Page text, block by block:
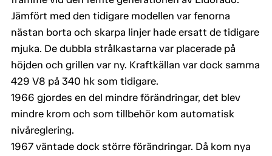
Jämfört med den tidigare modellen var fenorna
nästan borta och skarpa linjer hade ersatt de tidigare
mjuka. De dubbla strålkastarna var placerade på
höjden och grillen var ny. Kraftkällan var dock samma
429 V8 på 340 hk som tidigare.
1966 gjordes en del mindre förändringar, det blev
mindre krom och som tillbehör kom automatisk
nivåreglering.
1967 väntade dock större förändringar. Då kom nya